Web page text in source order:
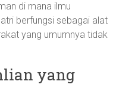
di mana ilmu
berfungsi sebagai alat
yang umumnya tidak
yang